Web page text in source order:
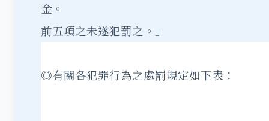
金。
前五項之未遂犯罰之。」
◎有關各犯罪行為之處罰規定如下表：